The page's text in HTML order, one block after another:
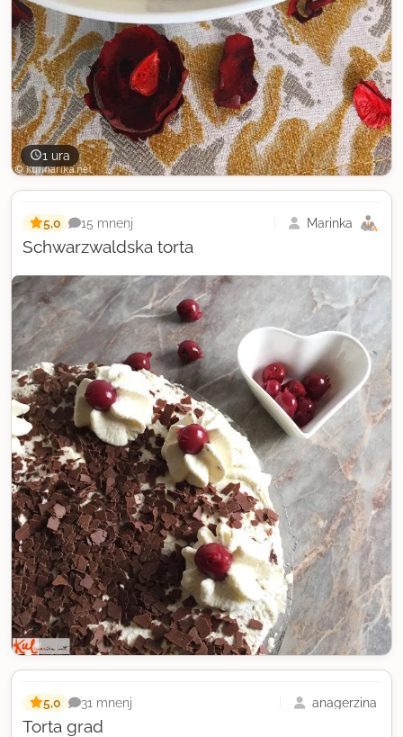
1 ura
Schwarzwaldska torta
5,0 15 mnenj Marinka
Torta grad
5,0 31 mnenj anagerzina